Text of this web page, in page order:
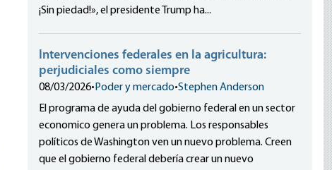
¡Sin piedad!», el presidente Trump ha...
Intervenciones federales en la agricultura:
perjudiciales como siempre
08/03/2026• Poder y mercado•Stephen Anderson
El programa de ayuda del gobierno federal en un sector
economico genera un problema. Los responsables
políticos de Washington ven un nuevo problema. Creen
que el gobierno federal debería crear un nuevo